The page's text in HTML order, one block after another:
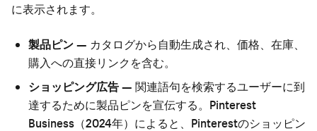
に表示されます。
製品ピン— カタログから自動生成され、価格、在庫、
購入への直接リンクを含む。
ショッピング広告— 関連語句を検索するユーザーに到
達するために製品ピンを宣伝する。Pinterest
Business（2024年）によると、Pinterestのショッピン